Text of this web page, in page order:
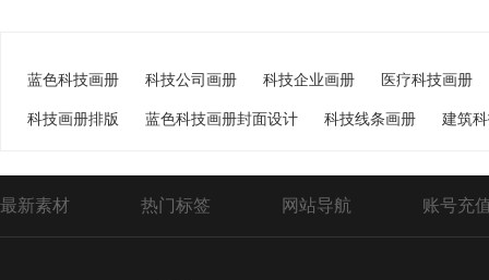
蓝色科技画册 科技公司画册 科技企业画册 医疗科技画册
科技画册排版 蓝色科技画册封面设计 科技线条画册 建筑
最新素材 热门标签 网站导航 账号充